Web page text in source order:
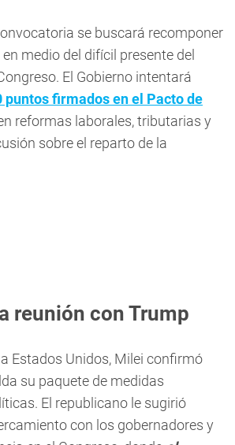
se buscará recomponer
medio del difícil presente del
El Gobierno intentará
puntos firmados en el Pacto de
reformas laborales, tributarias y
sobre el reparto de la
reunión con Trump
Estados Unidos, Milei confirmó
su paquete de medidas
El republicano le sugirió
con los gobernadores y